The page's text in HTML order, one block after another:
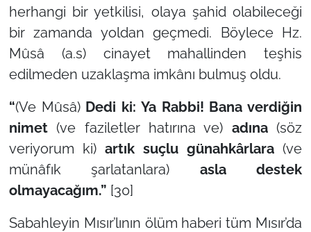
herhangi bir yetkilisi, olaya şahid olabileceği
bir zamanda yoldan geçmedi. Böylece Hz.
Mûsâ (a.s) cinayet mahallinden teşhis
edilmeden uzaklaşma imkânı bulmuş oldu.
“(Ve Mûsâ) Dedi ki: Ya Rabbi! Bana verdiğin
nimet (ve faziletler hatırına ve) adına (söz
veriyorum ki) artık suçlu günahkârlara (ve
münâfık şarlatanlara) asla destek
olmayacağım.” [30]
Sabahleyin Mısır’lının ölüm haberi tüm Mısır’da